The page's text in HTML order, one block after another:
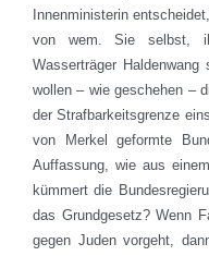
Innenministerin
von wem. Sie selbst,
Wasserträger
wollen – wie geschehen –
der Strafbarkeitsgrenze
von Merkel geformte
Auffassung, wie aus
kümmert die
das Grundgesetz? Wenn
gegen Juden vorgeht,